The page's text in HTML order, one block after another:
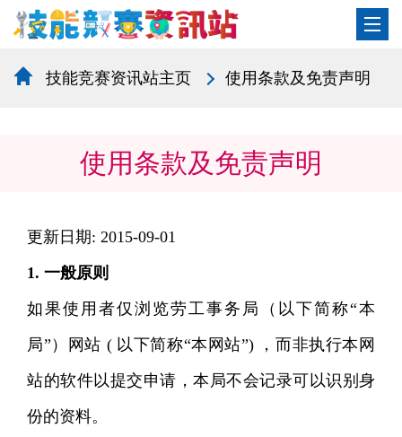
技能竞赛资讯站主页 使用条款及免责声明
使用条款及免责声明
更新日期: 2015-09-01
1. 一般原则
如果使用者仅浏览劳工事务局（以下简称“本
局”）网站 ( 以下简称“本网站”) ，而非执行本网
站的软件以提交申请，本局不会记录可以识别身
份的资料。